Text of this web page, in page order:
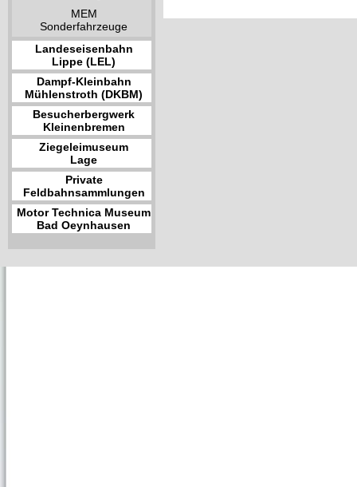
MEM
Sonderfahrzeuge
Landeseisenbahn
Lippe (LEL)
Dampf-Kleinbahn
Mühlenstroth (DKBM)
Besucherbergwerk
Kleinenbremen
Ziegeleimuseum
Lage
Private
Feldbahnsammlungen
Motor Technica Museum
Bad Oeynhausen